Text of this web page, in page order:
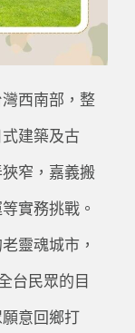
西南部，整
建築及古
窄，嘉義搬
實務挑戰。
靈魂城市，
台民眾的目
意回鄉打